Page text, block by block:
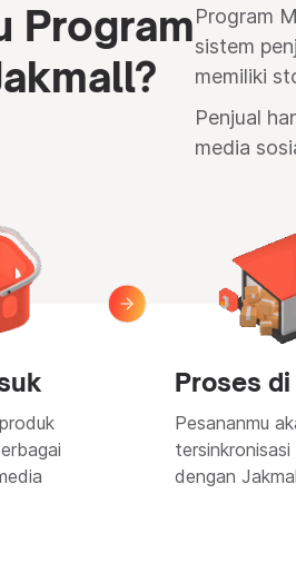
ProgramProgram
sistem
memiliki
Penjual
media
Proses
Pesananmu
dengan